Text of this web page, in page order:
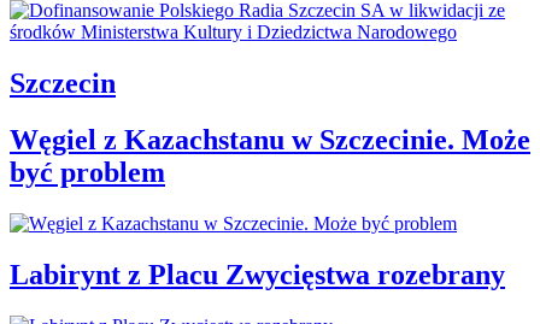
Szczecin
Węgiel z Kazachstanu w Szczecinie. Może
być problem
Labirynt z Placu Zwycięstwa rozebrany